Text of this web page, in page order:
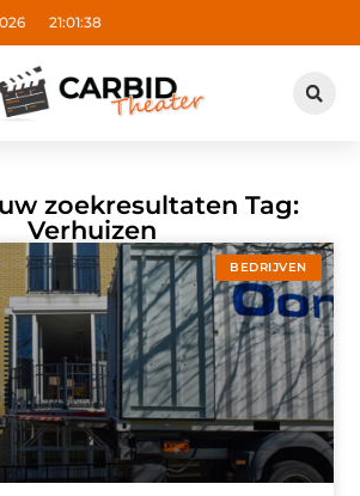
21:01:38
zoekresultaten Tag:
Verhuizen
BEDRIJVEN